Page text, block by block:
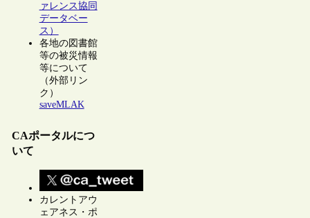
ァレンス協同
データベー
ス）
各地の図書館
等の被災情報
等について
（外部リン
ク）
saveMLAK
CAポータルにつ
いて
カレントアウ
ェアネス・ポ